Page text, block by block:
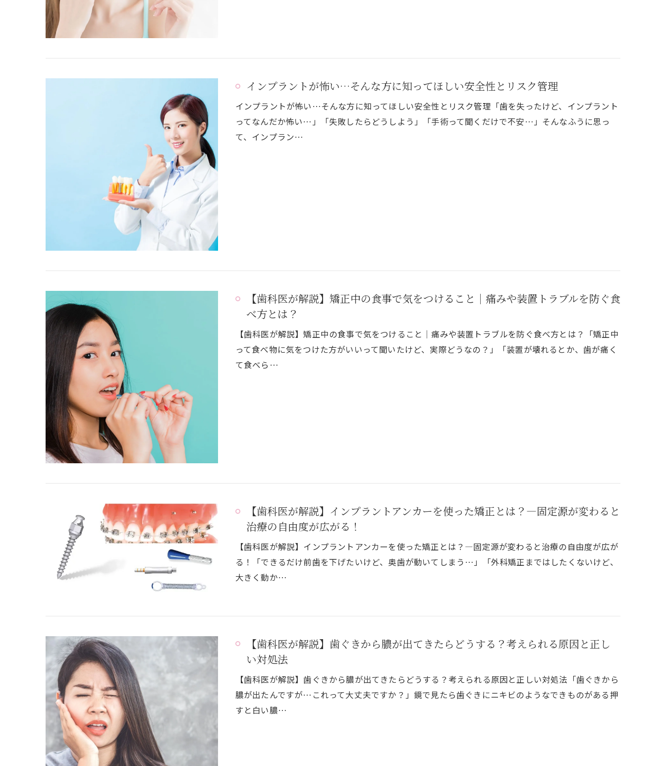
インプラントが怖い…そんな方に知ってほしい安全性とリスク管理
インプラントが怖い…そんな方に知ってほしい安全性とリスク管理「歯を失ったけど、インプラント
ってなんだか怖い…」「失敗したらどうしよう」「手術って聞くだけで不安…」そんなふうに思っ
て、インプラン…
【歯科医が解説】矯正中の食事で気をつけること｜痛みや装置トラブルを防ぐ食
べ方とは？
【歯科医が解説】矯正中の食事で気をつけること｜痛みや装置トラブルを防ぐ食べ方とは？「矯正中
って食べ物に気をつけた方がいいって聞いたけど、実際どうなの？」「装置が壊れるとか、歯が痛く
て食べら…
【歯科医が解説】インプラントアンカーを使った矯正とは？―固定源が変わると
治療の自由度が広がる！
【歯科医が解説】インプラントアンカーを使った矯正とは？―固定源が変わると治療の自由度が広が
る！「できるだけ前歯を下げたいけど、奥歯が動いてしまう…」「外科矯正まではしたくないけど、
大きく動か…
【歯科医が解説】歯ぐきから膿が出てきたらどうする？考えられる原因と正し
い対処法
【歯科医が解説】歯ぐきから膿が出てきたらどうする？考えられる原因と正しい対処法「歯ぐきから
膿が出たんですが…これって大丈夫ですか？」鏡で見たら歯ぐきにニキビのようなできものがある押
すと白い膿…